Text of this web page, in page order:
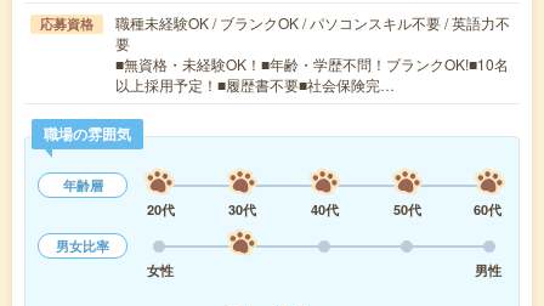
応募資格
職種未経験OK / ブランクOK / パソコンスキル不要 / 英語力不
要
■無資格・未経験OK！■年齢・学歴不問！ブランクOK!■10名
以上採用予定！■履歴書不要■社会保険完…
職場の雰囲気
年齢層
20代
30代 40代 50代
60代
男女比率
女性
男性